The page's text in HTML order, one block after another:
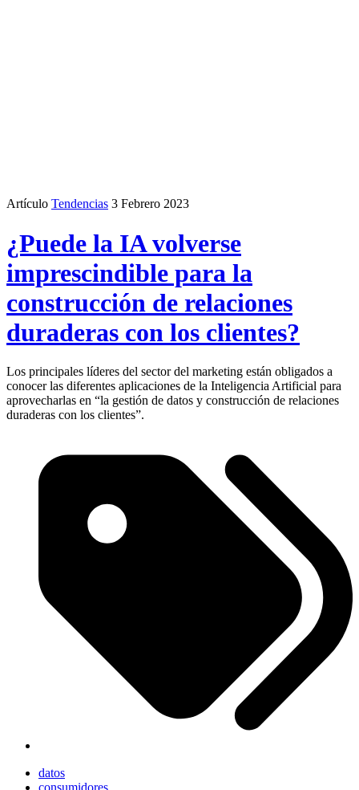
Artículo Tendencias 3 Febrero 2023
¿Puede la IA volverse
imprescindible para la
construcción de relaciones
duraderas con los clientes?
Los principales líderes del sector del marketing están obligados a
conocer las diferentes aplicaciones de la Inteligencia Artificial para
aprovecharlas en “la gestión de datos y construcción de relaciones
duraderas con los clientes”.
datos
consumidores